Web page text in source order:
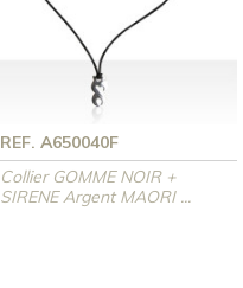
REF. A650040F
Collier GOMME NOIR +
SIRENE Argent MAORI ...